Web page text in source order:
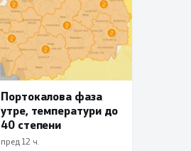
Портокалова фаза
утре, температури до
40 степени
пред 12 ч.